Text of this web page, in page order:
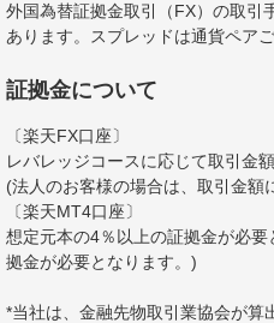
外国為替証拠金取引（FX）の取引
あります。スプレッドは通貨ペア
証拠金について
〔楽天FX口座〕
レバレッジコースに応じて取引金
(法人のお客様の場合は、取引金
〔楽天MT4口座〕
想定元本の4％以上の証拠金が必
拠金が必要となります。)
*当社は、金融先物取引業協会が算